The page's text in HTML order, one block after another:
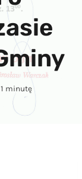
minutę